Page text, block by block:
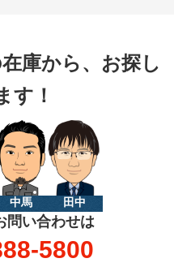
庫から、お探し
す！
中馬 田中
問い合わせは
5800